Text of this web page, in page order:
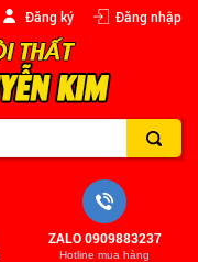
Đăng ký Đăng nhập
ZALO 0909883237
Hotline mua hàng